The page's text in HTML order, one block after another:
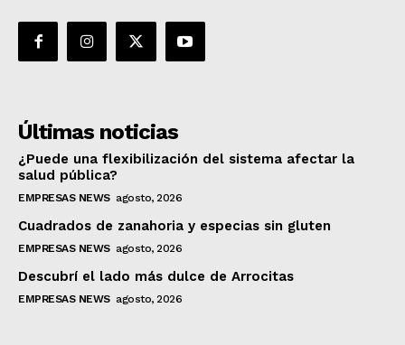
Últimas noticias
¿Puede una flexibilización del sistema afectar la
salud pública?
EMPRESAS NEWS agosto, 2026
Cuadrados de zanahoria y especias sin gluten
EMPRESAS NEWS agosto, 2026
Descubrí el lado más dulce de Arrocitas
EMPRESAS NEWS agosto, 2026